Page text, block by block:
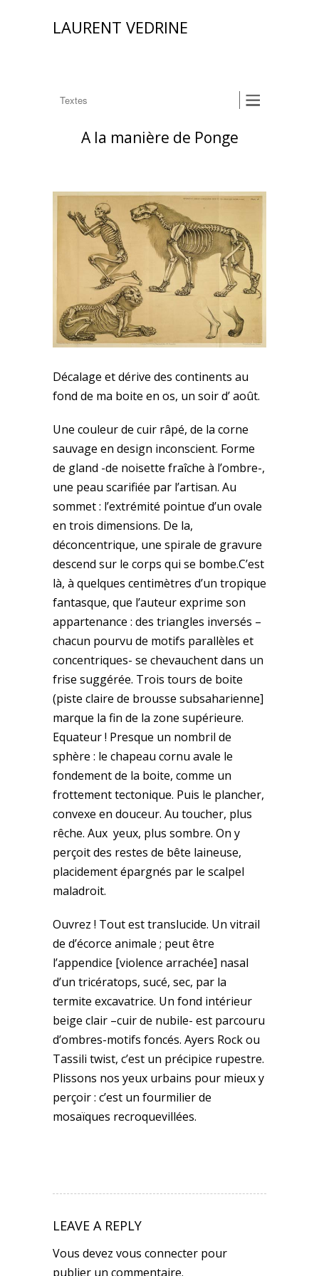
LAURENT VEDRINE
A la manière de Ponge
Décalage et dérive des continents au
fond de ma boite en os, un soir d’ août.
Une couleur de cuir râpé, de la corne
sauvage en design inconscient. Forme
de gland -de noisette fraîche à l’ombre-,
une peau scarifiée par l’artisan. Au
sommet : l’extrémité pointue d’un ovale
en trois dimensions. De la,
déconcentrique, une spirale de gravure
descend sur le corps qui se bombe.C’est
là, à quelques centimètres d’un tropique
fantasque, que l’auteur exprime son
appartenance : des triangles inversés –
chacun pourvu de motifs parallèles et
concentriques- se chevauchent dans un
frise suggérée. Trois tours de boite
(piste claire de brousse subsaharienne]
marque la fin de la zone supérieure.
Equateur ! Presque un nombril de
sphère : le chapeau cornu avale le
fondement de la boite, comme un
frottement tectonique. Puis le plancher,
convexe en douceur. Au toucher, plus
rêche. Aux yeux, plus sombre. On y
perçoit des restes de bête laineuse,
placidement épargnés par le scalpel
maladroit.
Ouvrez ! Tout est translucide. Un vitrail
de d’écorce animale ; peut être
l’appendice [violence arrachée] nasal
d’un tricératops, sucé, sec, par la
termite excavatrice. Un fond intérieur
beige clair –cuir de nubile- est parcouru
d’ombres-motifs foncés. Ayers Rock ou
Tassili twist, c’est un précipice rupestre.
Plissons nos yeux urbains pour mieux y
perçoir : c’est un fourmilier de
mosaïques recroquevillées.
LEAVE A REPLY
Vous devez vous connecter pour
publier un commentaire.